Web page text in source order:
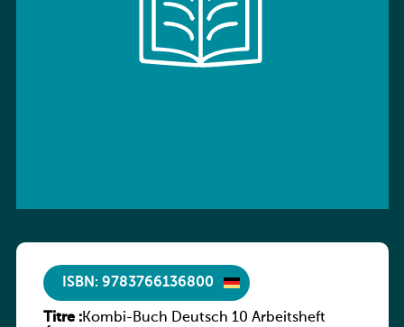
ISBN: 9783766136800
Titre :Kombi-Buch Deutsch 10 Arbeitsheft